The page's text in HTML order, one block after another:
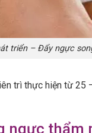
triển – Đẩy ngực
trì thực hiện từ
ngực thẩm